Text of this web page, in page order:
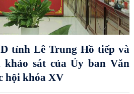
tỉnh Lê Trung Hồ tiếp và
sát của Ủy ban Văn
hội khóa XV